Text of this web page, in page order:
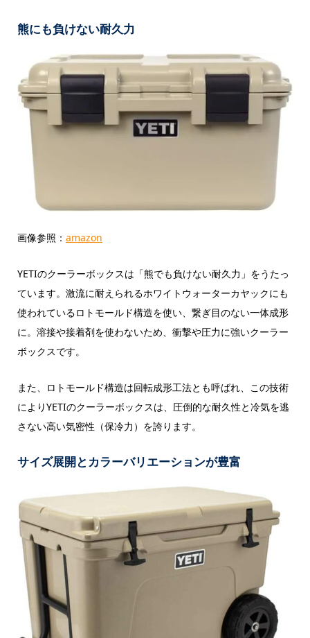
熊にも負けない耐久力
画像参照： amazon
YETIのクーラーボックスは「熊でも負けない耐久力」をうたっ
ています。激流に耐えられるホワイトウォーターカヤックにも
使われているロトモールド構造を使い、繋ぎ目のない一体成形
に。溶接や接着剤を使わないため、衝撃や圧力に強いクーラー
ボックスです。
また、ロトモールド構造は回転成形工法とも呼ばれ、この技術
によりYETIのクーラーボックスは、圧倒的な耐久性と冷気を逃
さない高い気密性（保冷力）を誇ります。
サイズ展開とカラーバリエーションが豊富